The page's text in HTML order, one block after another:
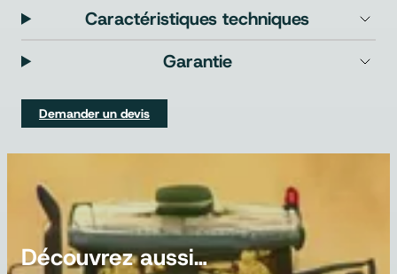
Caractéristiques techniques
Garantie
Demander un devis
Découvrez aussi…